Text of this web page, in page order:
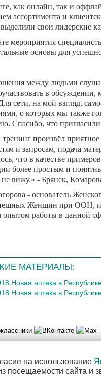
как онлайн, так и
ассортимента и
свои лидерские
мероприятия
основы для
между людьми
в
сети, на мой взгляд,
о которых мы также
Спасибо, что
произвёл
и запросам, подача
что в качестве
более простым и
не вижу.» - Брянск,
- основатель
Женщин при ООН,
опытом работы в данной
МАТЕРИАЛЫ:
Новая аптека в
Новая аптека в
на использование
посещаемости сайта и